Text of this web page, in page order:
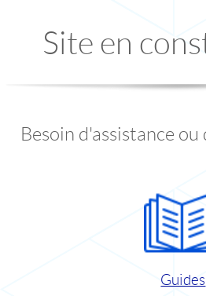
Site en
Besoin d'assistance
Guides